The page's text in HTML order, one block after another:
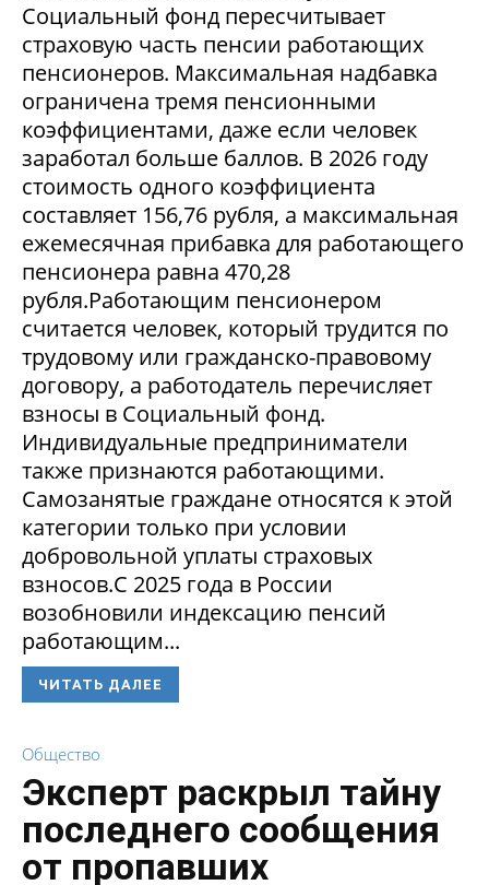
Социальный фонд пересчитывает
страховую часть пенсии работающих
пенсионеров. Максимальная надбавка
ограничена тремя пенсионными
коэффициентами, даже если человек
заработал больше баллов. В 2026 году
стоимость одного коэффициента
составляет 156,76 рубля, а максимальная
ежемесячная прибавка для работающего
пенсионера равна 470,28
рубля.Работающим пенсионером
считается человек, который трудится по
трудовому или гражданско-правовому
договору, а работодатель перечисляет
взносы в Социальный фонд.
Индивидуальные предприниматели
также признаются работающими.
Самозанятые граждане относятся к этой
категории только при условии
добровольной уплаты страховых
взносов.С 2025 года в России
возобновили индексацию пенсий
работающим...
ЧИТАТЬ ДАЛЕЕ
Общество
Эксперт раскрыл тайну
последнего сообщения
от пропавших